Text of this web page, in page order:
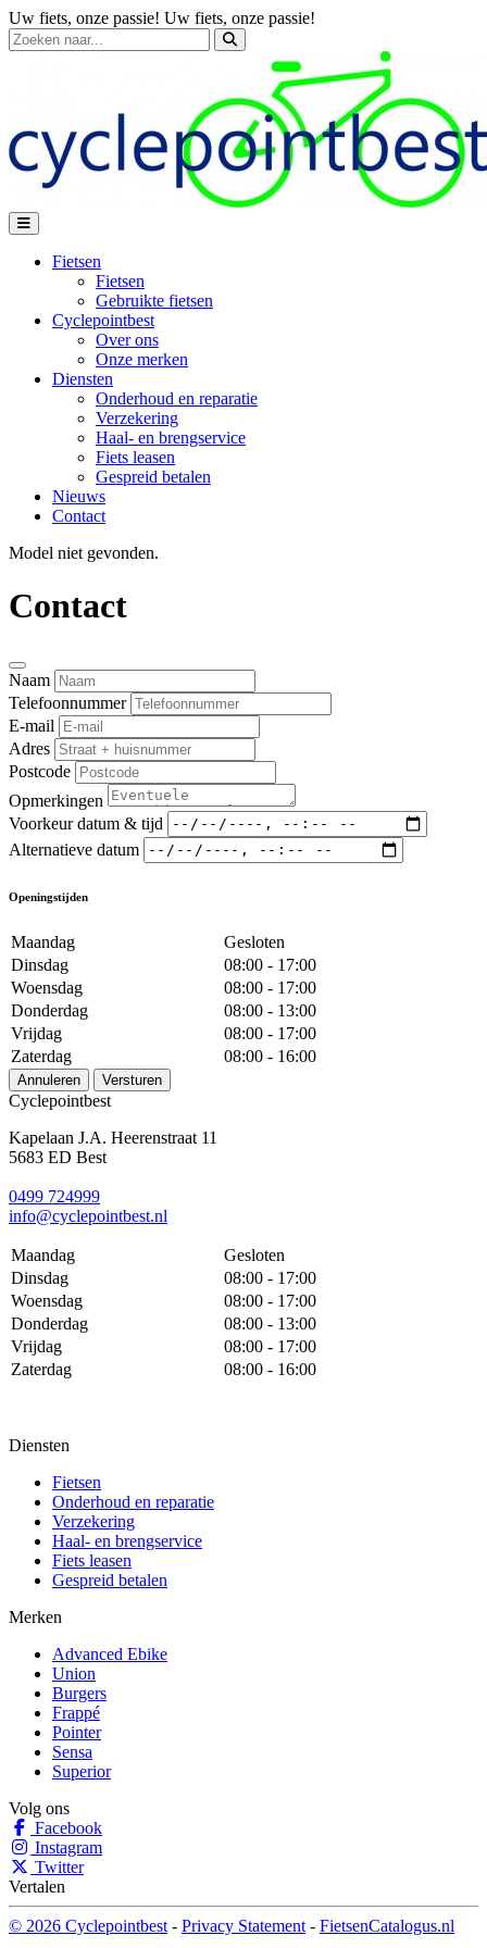
Uw fiets, onze passie! Uw fiets, onze passie!
Fietsen
Fietsen
Gebruikte fietsen
Cyclepointbest
Over ons
Onze merken
Diensten
Onderhoud en reparatie
Verzekering
Haal- en brengservice
Fiets leasen
Gespreid betalen
Nieuws
Contact
Model niet gevonden.
Contact
Naam
Telefoonnummer
E-mail
Adres
Postcode
Opmerkingen
Voorkeur datum & tijd
Alternatieve datum
Openingstijden
Maandag
Gesloten
Dinsdag
08:00 - 17:00
Woensdag
08:00 - 17:00
Donderdag
08:00 - 13:00
Vrijdag
08:00 - 17:00
Zaterdag
08:00 - 16:00
Annuleren Versturen
Cyclepointbest
Kapelaan J.A. Heerenstraat 11
5683 ED Best
0499 724999
info@cyclepointbest.nl
Maandag
Gesloten
Dinsdag
08:00 - 17:00
Woensdag
08:00 - 17:00
Donderdag
08:00 - 13:00
Vrijdag
08:00 - 17:00
Zaterdag
08:00 - 16:00
Diensten
Fietsen
Onderhoud en reparatie
Verzekering
Haal- en brengservice
Fiets leasen
Gespreid betalen
Merken
Advanced Ebike
Union
Burgers
Frappé
Pointer
Sensa
Superior
Volg ons
Facebook
Instagram
Twitter
Vertalen
© 2026 Cyclepointbest - Privacy Statement - FietsenCatalogus.nl